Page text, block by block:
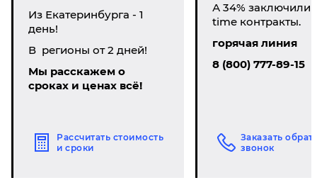
Из Екатеринбурга - 1
день!
В регионы от 2 дней!
Мы расскажем о
сроках и ценах всё!
Рассчитать стоимость
и сроки
А 34% заключили
time контракты.
горячая линия
8 (800) 777-89-15
Заказать
звонок